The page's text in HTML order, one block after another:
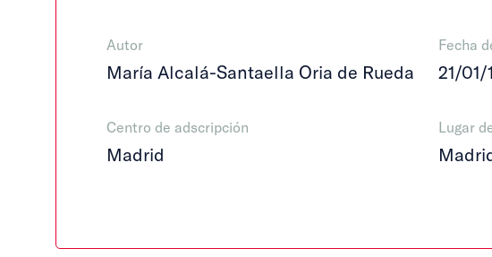
Autor
María Alcalá-Santaella Oria de Rueda
Centro de adscripción
Madrid
Fecha
21/01/
Lugar